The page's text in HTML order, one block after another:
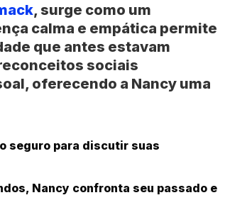
, surge como um
calma e empática permite
que antes estavam
sociais
oferecendo a Nancy uma
seguro para discutir suas
Nancy confronta seu passado e